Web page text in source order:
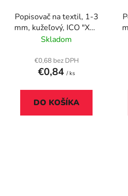
Popisovač na textil, 1-3
mm, kužeľový, ICO "XXL
T-Shirt", žltý
Skladom
€0,68 bez DPH
€0,84 / ks
DO KOŠÍKA